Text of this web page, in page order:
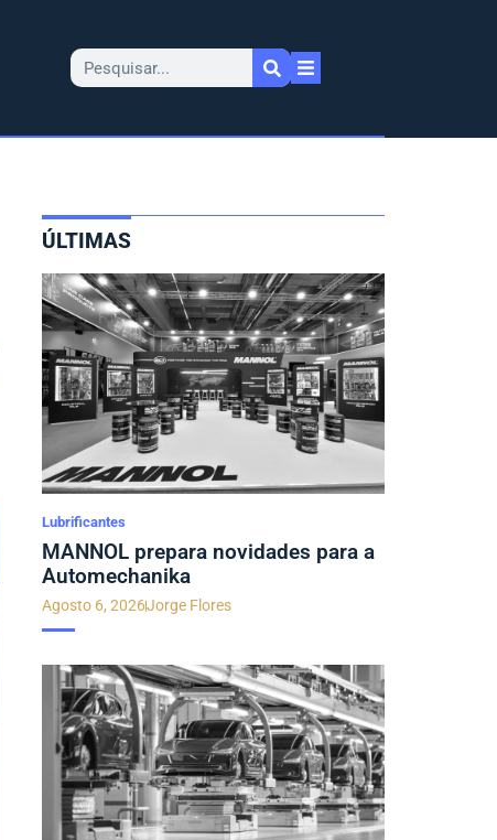
ÚLTIMAS
Lubrificantes
MANNOL prepara novidades para a
Automechanika
Agosto 6, 2026Jorge Flores